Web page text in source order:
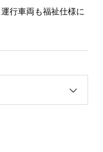
行車両も福祉仕様に